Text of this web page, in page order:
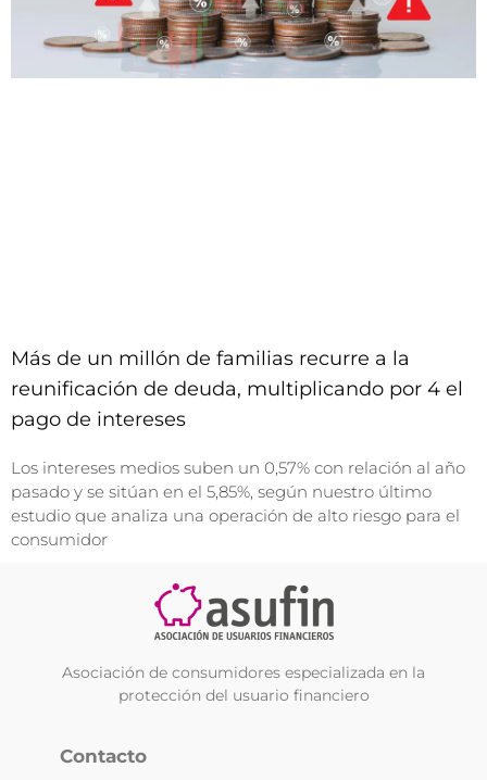
Más de un millón de familias recurre a la
reunificación de deuda, multiplicando por 4 el
pago de intereses
Los intereses medios suben un 0,57% con relación al año
pasado y se sitúan en el 5,85%, según nuestro último
estudio que analiza una operación de alto riesgo para el
consumidor
Asociación de consumidores especializada en la
protección del usuario financiero
Contacto